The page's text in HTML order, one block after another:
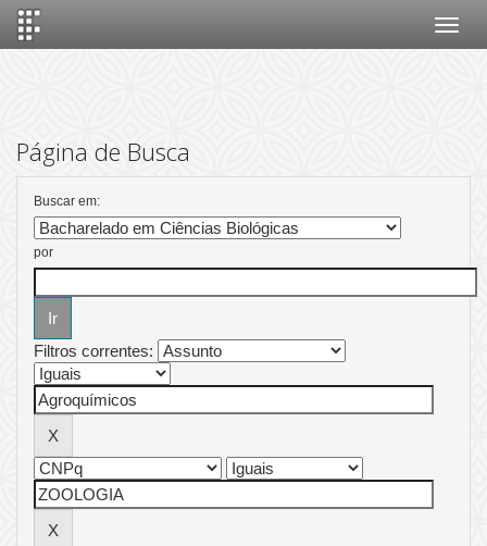
Página de Busca
Buscar em:
por
Filtros correntes: